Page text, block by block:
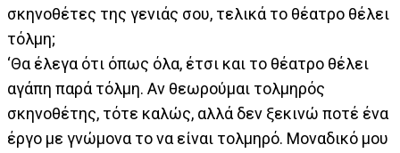
σκηνοθέτες της γενιάς σου, τελικά το θέατρο θέλει
τόλμη;
‘Θα έλεγα ότι όπως όλα, έτσι και το θέατρο θέλει
αγάπη παρά τόλμη. Αν θεωρούμαι τολμηρός
σκηνοθέτης, τότε καλώς, αλλά δεν ξεκινώ ποτέ ένα
έργο με γνώμονα το να είναι τολμηρό. Μοναδικό μου